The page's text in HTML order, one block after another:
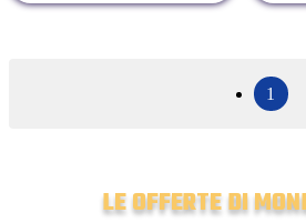
1
LE OFFERTE DI